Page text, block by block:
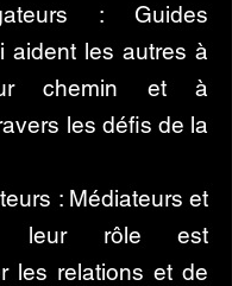
: Guides
aident les autres à
chemin et à
les défis de la
: Médiateurs et
leur rôle est
les relations et de